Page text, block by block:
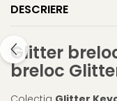
DESCRIERE
Glitter
breloc